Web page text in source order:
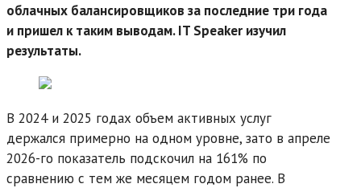
облачных балансировщиков за последние три года
и пришел к таким выводам. IT Speaker изучил
результаты.
В 2024 и 2025 годах объем активных услуг
держался примерно на одном уровне, зато в апреле
2026-го показатель подскочил на 161% по
сравнению с тем же месяцем годом ранее. В